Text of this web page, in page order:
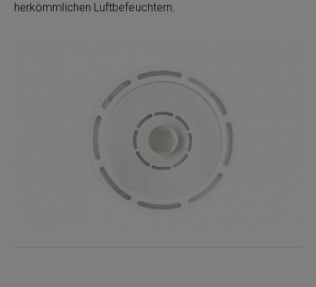
herkömmlichen Luftbefeuchtern.